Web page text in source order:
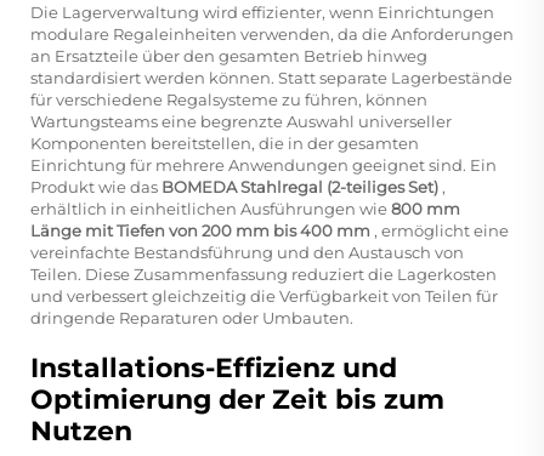
Die Lagerverwaltung wird effizienter, wenn Einrichtungen
modulare Regaleinheiten verwenden, da die Anforderungen
an Ersatzteile über den gesamten Betrieb hinweg
standardisiert werden können. Statt separate Lagerbestände
für verschiedene Regalsysteme zu führen, können
Wartungsteams eine begrenzte Auswahl universeller
Komponenten bereitstellen, die in der gesamten
Einrichtung für mehrere Anwendungen geeignet sind. Ein
Produkt wie das BOMEDA Stahlregal (2-teiliges Set) ,
erhältlich in einheitlichen Ausführungen wie800 mm
Länge mit Tiefen von 200 mm bis 400 mm , ermöglicht eine
vereinfachte Bestandsführung und den Austausch von
Teilen. Diese Zusammenfassung reduziert die Lagerkosten
und verbessert gleichzeitig die Verfügbarkeit von Teilen für
dringende Reparaturen oder Umbauten.
Installations-Effizienz und
Optimierung der Zeit bis zum
Nutzen